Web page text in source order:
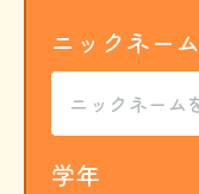
ニックネーム
学年